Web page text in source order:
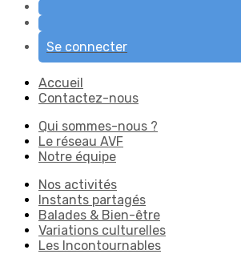
Se connecter
Accueil
Contactez-nous
Qui sommes-nous ?
Le réseau AVF
Notre équipe
Nos activités
Instants partagés
Balades & Bien-être
Variations culturelles
Les Incontournables